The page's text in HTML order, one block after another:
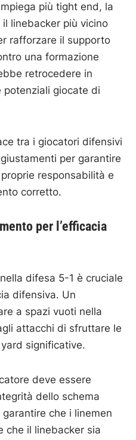
più tight end, la
linebacker più vicino
rafforzare il supporto
una formazione
retrocedere in
giocate di
tra i giocatori difensivi
per garantire
responsabilità e
corretto.
per l’efficacia
difesa 5-1 è cruciale
difensiva. Un
a spazi vuoti nella
attacchi di sfruttare le
significative.
deve essere
dello schema
che i linemen
che il linebacker sia